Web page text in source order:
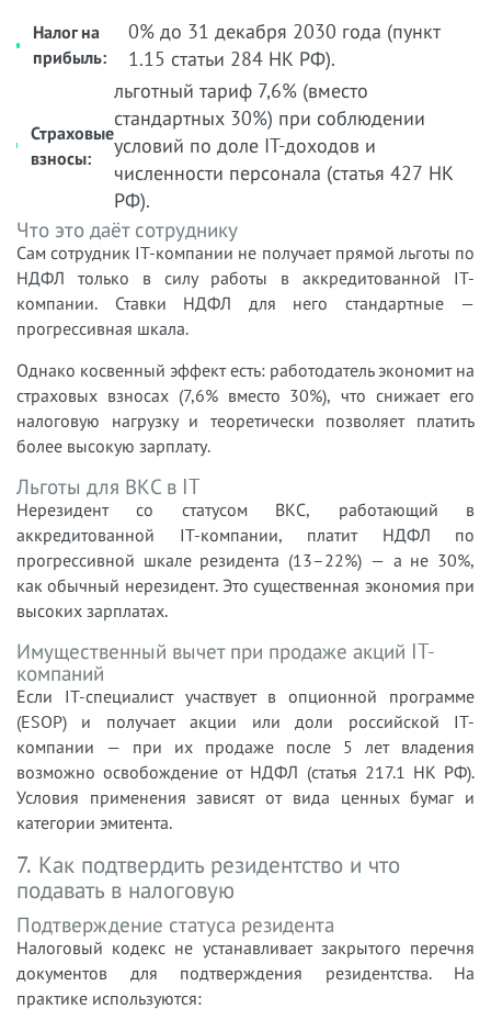
Налог на
прибыль:
0% до 31 декабря 2030 года (пункт
1.15 статьи 284 НК РФ).
Страховые
взносы:
льготный тариф 7,6% (вместо
стандартных 30%) при соблюдении
условий по доле IT-доходов и
численности персонала (статья 427 НК
РФ).
Что это даёт сотруднику
Сам сотрудник IT-компании не получает прямой льготы по
НДФЛ только в силу работы в аккредитованной IT-
компании. Ставки НДФЛ для него стандартные —
прогрессивная шкала.
Однако косвенный эффект есть: работодатель экономит на
страховых взносах (7,6% вместо 30%), что снижает его
налоговую нагрузку и теоретически позволяет платить
более высокую зарплату.
Льготы для ВКС в IT
Нерезидент со статусом ВКС, работающий в
аккредитованной IT-компании, платит НДФЛ по
прогрессивной шкале резидента (13–22%) — а не 30%,
как обычный нерезидент. Это существенная экономия при
высоких зарплатах.
Имущественный вычет при продаже акций IT-
компаний
Если IT-специалист участвует в опционной программе
(ESOP) и получает акции или доли российской IT-
компании — при их продаже после 5 лет владения
возможно освобождение от НДФЛ (статья 217.1 НК РФ).
Условия применения зависят от вида ценных бумаг и
категории эмитента.
7. Как подтвердить резидентство и что
подавать в налоговую
Подтверждение статуса резидента
Налоговый кодекс не устанавливает закрытого перечня
документов для подтверждения резидентства. На
практике используются: